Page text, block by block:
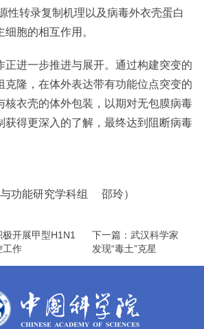
性转录复制机理以及病毒外衣壳蛋白
胞的相互作用。
正进一步推进与展开。通过构建突变的
克隆，在体外表达带有功能位点突变的
核衣壳的体外包装，以期对无包膜病毒
获得更深入的了解，最终达到阻断病毒
功能研究学科组 邵玲）
极开展甲型H1N1
工作
下一篇：武汉科学家
发现“毒土”克星